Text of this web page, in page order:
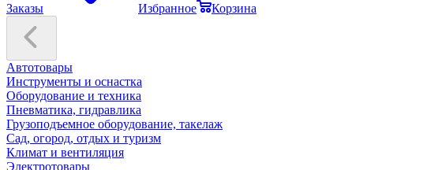
Заказы Избранное Корзина
Автотовары
Инструменты и оснастка
Оборудование и техника
Пневматика, гидравлика
Грузоподъемное оборудование, такелаж
Сад, огород, отдых и туризм
Климат и вентиляция
Электротовары